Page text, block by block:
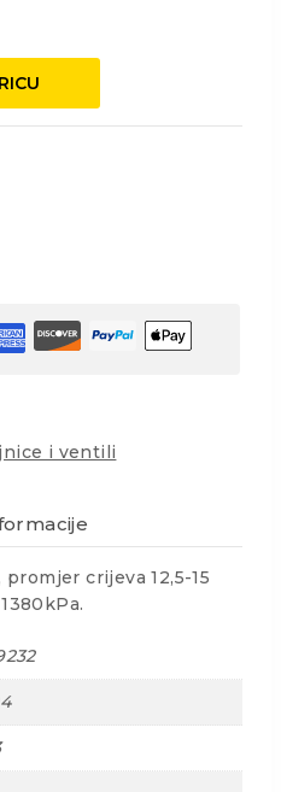
i ventili
crijeva 12,5-15